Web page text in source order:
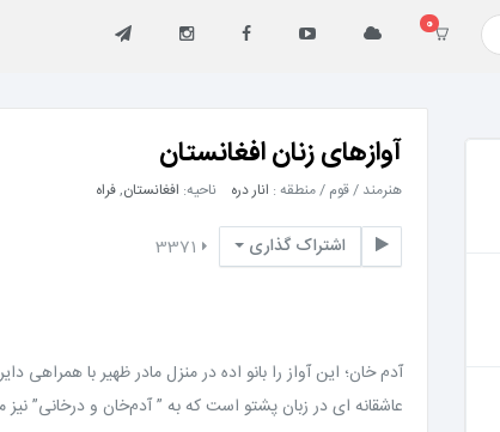
0
آوازهای زنان افغانستان
هنرمند / قوم / منطقه : انار دره ناحیه: افغانستان,فراه
اشتراک گذاری 3371
آدم خان؛ این آواز را بانو اده در منزل مادر ظهیر با
عاشقانه ای در زبان پشتو است که به ” آدم‌خان و درخانی”